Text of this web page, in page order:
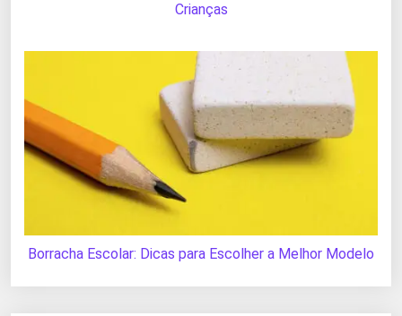
Crianças
Borracha Escolar: Dicas para Escolher a Melhor Modelo